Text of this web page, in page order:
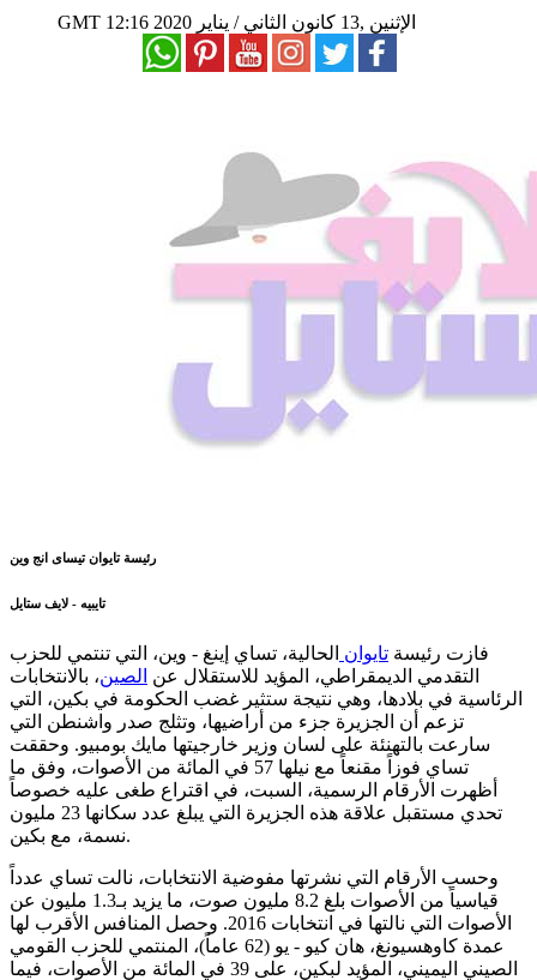
GMT 12:16 2020 الإثنين ,13 كانون الثاني / يناير
رئيسة تايوان تيساى انج وين
تايبيه - لايف ستايل
فازت رئيسة تايوان الحالية، تساي إينغ - وين، التي تنتمي للحزب
التقدمي الديمقراطي، المؤيد للاستقلال عن الصين، بالانتخابات
الرئاسية في بلادها، وهي نتيجة ستثير غضب الحكومة في بكين، التي
تزعم أن الجزيرة جزء من أراضيها، وتثلج صدر واشنطن التي
سارعت بالتهنئة على لسان وزير خارجيتها مايك بومبيو. وحققت
تساي فوزاً مقنعاً مع نيلها 57 في المائة من الأصوات، وفق ما
أظهرت الأرقام الرسمية، السبت، في اقتراع طغى عليه خصوصاً
تحدي مستقبل علاقة هذه الجزيرة التي يبلغ عدد سكانها 23 مليون
نسمة، مع بكين.
وحسب الأرقام التي نشرتها مفوضية الانتخابات، نالت تساي عدداً
قياسياً من الأصوات بلغ 8.2 مليون صوت، ما يزيد بـ1.3 مليون عن
الأصوات التي نالتها في انتخابات 2016. وحصل المنافس الأقرب لها
عمدة كاوهسيونغ، هان كيو - يو (62 عاماً)، المنتمي للحزب القومي
الصيني اليميني، المؤيد لبكين، على 39 في المائة من الأصوات، فيما